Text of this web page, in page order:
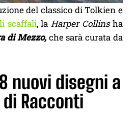
del classico di Tolkien e
scaffali, la Harper Collinsha
di Mezzo,che sarà curata da
nuovi disegni a
Racconti